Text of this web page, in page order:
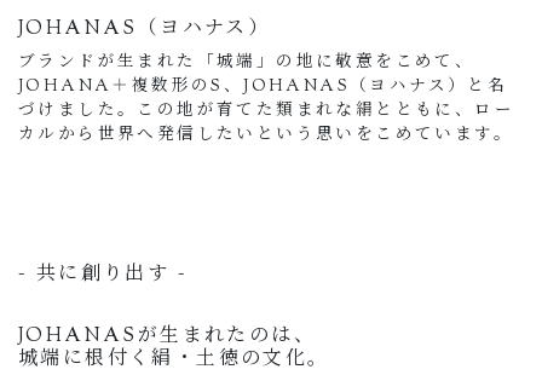
JOHANAS（ヨハナス）
ブランドが生まれた「城端」の地に敬意をこめて、
JOHANA＋複数形のS、JOHANAS（ヨハナス）と名
づけました。この地が育てた類まれな絹とともに、ロー
カルから世界へ発信したいという思いをこめています。
- 共に創り出す -
JOHANASが生まれたのは、
城端に根付く絹・土徳の文化。